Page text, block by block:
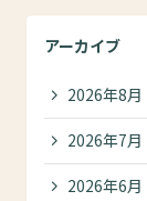
アーカイブ
2026年8月
2026年7月
2026年6月